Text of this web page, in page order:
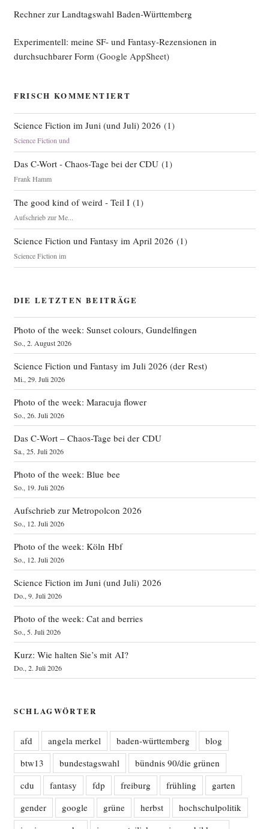
dar­
kämp­
fen
Rechner zur Landtagswahl Baden-Württemberg
Experimentell: meine SF- und Fantasy-Rezensionen in
durchsuchbarer Form(Google AppSheet)
FRISCH KOMMENTIERT
Science Fiction im Juni (und Juli) 2026 (1)
Science Fiction und
Das C-Wort - Chaos-Tage bei der CDU(1)
Frank Hamm
The good kind of weird - Teil I(1)
Aufschrieb zur Me...
Science Fiction und Fantasy im April 2026 (1)
Science Fiction im
DIE LETZTEN BEITRÄGE
Photo of the week: Sunset colours, Gundelfingen
So., 2. August 2026
Science Fiction und Fantasy im Juli 2026 (der Rest)
Mi., 29. Juli 2026
Photo of the week: Maracuja flower
So., 26. Juli 2026
Das C‑Wort – Chaos-Tage bei der CDU
Sa., 25. Juli 2026
Photo of the week: Blue bee
So., 19. Juli 2026
Aufschrieb zur Metropolcon 2026
So., 12. Juli 2026
Photo of the week: Köln Hbf
So., 12. Juli 2026
Science Fiction im Juni (und Juli) 2026
Do., 9. Juli 2026
Photo of the week: Cat and berries
So., 5. Juli 2026
Kurz: Wie halten Sie’s mit AI?
Do., 2. Juli 2026
SCHLAGWÖRTER
afd angela merkel baden-württemberg
blog
btw13
bundestagswahl
bündnis 90/die grünen
cdu
fantasy fdp freiburg frühling
garten
gender
google grüne herbst
hochschulpolitik